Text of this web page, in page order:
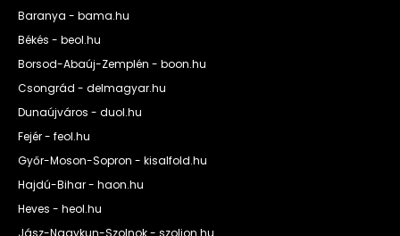
Baranya - bama.hu
Békés - beol.hu
Borsod-Abaúj-Zemplén - boon.hu
Csongrád - delmagyar.hu
Dunaújváros - duol.hu
Fejér - feol.hu
Győr-Moson-Sopron - kisalfold.hu
Hajdú-Bihar - haon.hu
Heves - heol.hu
Jász-Nagykun-Szolnok - szoljon.hu